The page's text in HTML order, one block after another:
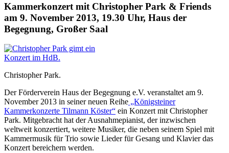
Kammerkonzert mit Christopher Park & Friends
am 9. November 2013, 19.30 Uhr, Haus der
Begegnung, Großer Saal
Christopher Park.
Der Förderverein Haus der Begegnung e.V. veranstaltet am 9.
November 2013 in seiner neuen Reihe „Königsteiner
Kammerkonzerte Tilmann Köster“ ein Konzert mit Christopher
Park. Mitgebracht hat der Ausnahmepianist, der inzwischen
weltweit konzertiert, weitere Musiker, die neben seinem Spiel mit
Kammermusik für Trio sowie Lieder für Gesang und Klavier das
Konzert bereichern werden.